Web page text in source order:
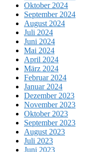
Oktober 2024
September 2024
August 2024
Juli 2024
Juni 2024
Mai 2024
April 2024
März 2024
Februar 2024
Januar 2024
Dezember 2023
November 2023
Oktober 2023
September 2023
August 2023
Juli 2023
Juni 2023